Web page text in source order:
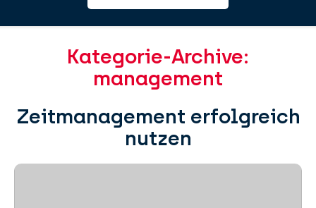
Kategorie-Archive:
management
Zeitmanagement erfolgreich
nutzen